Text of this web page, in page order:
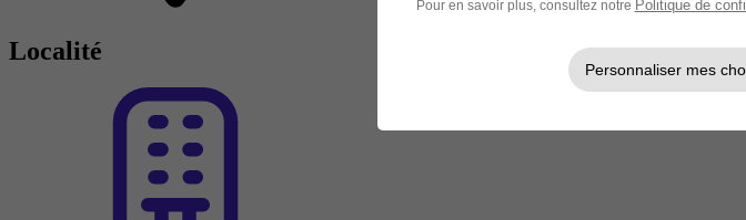
Localité
Pour en savoir plus, consultez notre Politique de
Personnaliser mes